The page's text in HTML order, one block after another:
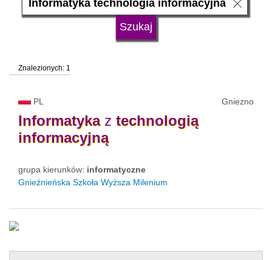
status uczelni
Znalezionych: 1
PL Gniezno
Informatykaz technologią
informacyjną
grupa kierunków: informatyczne
Gnieźnieńska Szkoła Wyższa Milenium